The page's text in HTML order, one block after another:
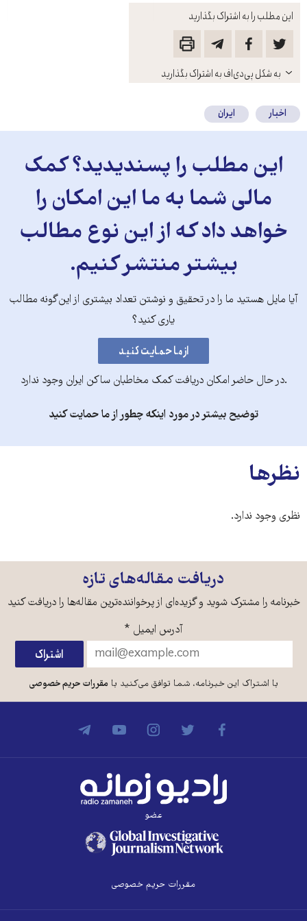
این مطلب را به اشتراک بگذارید
باز
کنید
به شکل پی‌دی‌اف به اشتراک بگذارید
اخبار ایران
این مطلب را پسندیدید؟ کمک
مالی شما به ما این امکان را
خواهد داد که از این نوع مطالب
بیشتر منتشر کنیم.
آیا مایل هستید ما را در تحقیق و نوشتن تعداد بیشتری از این‌گونه مطالب
یاری کنید؟
.در حال حاضر امکان دریافت کمک مخاطبان ساکن ایران وجود ندارد
توضیح بیشتر در مورد اینکه چطور از ما حمایت کنید
نظرها
نظری وجود ندارد.
دریافت مقاله‌های تازه
خبرنامه را مشترک شوید و گزیده‌ای از پرخواننده‌ترین مقاله‌ها را دریافت کنید
آدرس ایمیل *
با اشتراک این خبرنامه، شما توافق می‌کنید بامقررات حریم خصوصی
عضو
مقررات حریم خصوصی